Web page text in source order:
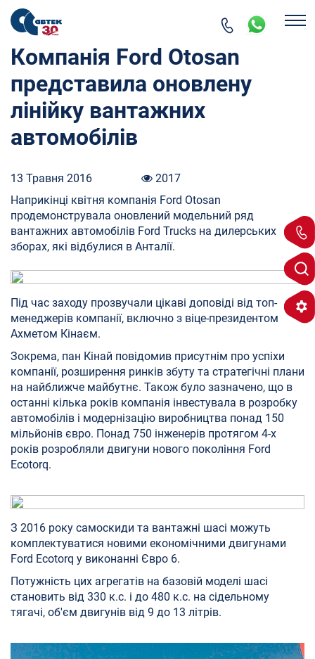
Компанія Ford Otosan
представила оновлену
лінійку вантажних
автомобілів
13 Травня 2016
2017
Наприкінці квітня компанія Ford Otosan
продемонструвала оновлений модельний ряд
вантажних автомобілів Ford Trucks на дилерських
зборах, які відбулися в Анталії.
Під час заходу прозвучали цікаві доповіді від топ-
менеджерів компанії, включно з віце-президентом
Ахметом Кінаєм.
Зокрема, пан Кінай повідомив присутнім про успіхи
компанії, розширення ринків збуту та стратегічні плани
на найближче майбутнє. Також було зазначено, що в
останні кілька років компанія інвестувала в розробку
автомобілів і модернізацію виробництва понад 150
мільйонів євро. Понад 750 інженерів протягом 4-х
років розробляли двигуни нового покоління Ford
Ecotorq.
З 2016 року самоскиди та вантажні шасі можуть
комплектуватися новими економічними двигунами
Ford Ecotorq у виконанні Євро 6.
Потужність цих агрегатів на базовій моделі шасі
становить від 330 к.с. і до 480 к.с. на сідельному
тягачі, об'єм двигунів від 9 до 13 літрів.